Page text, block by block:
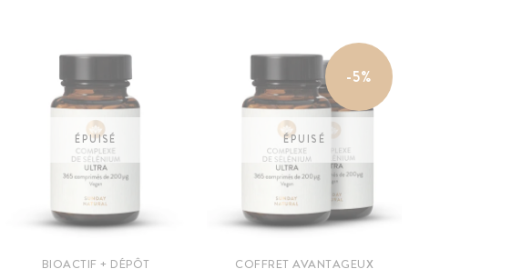
ÉPUISÉ
BIOACTIF + DÉPÔT
-5%
ÉPUISÉ
COFFRET AVANTAGEUX